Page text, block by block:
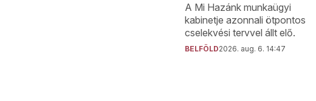
A Mi Hazánk munkaügyi
kabinetje azonnali ötpontos
cselekvési tervvel állt elő.
BELFÖLD2026. aug. 6. 14:47